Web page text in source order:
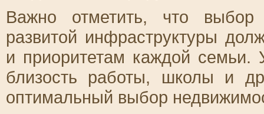
Важно отметить, что
развитой инфраструктуры
и приоритетам каждой семьи.
близость работы, школы и
оптимальный выбор